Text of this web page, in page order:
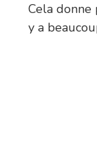
Cela donne
y a